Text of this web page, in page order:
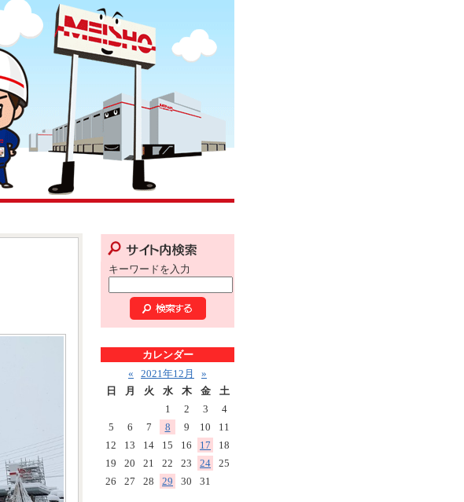
キーワードを入力
カレンダー
«
2021年12月
»
日
月 火 水 木 金
土
1
2 3
4
5
6 7 8 9 10
11
12
13 14 15 16 17
18
19
20 21 22 23 24
25
26
27 28 29 30 31